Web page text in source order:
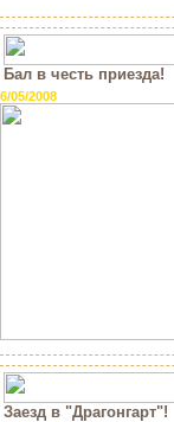
Бал в честь приезда!
6/05/2008
Заезд в "Драгонгарт"!